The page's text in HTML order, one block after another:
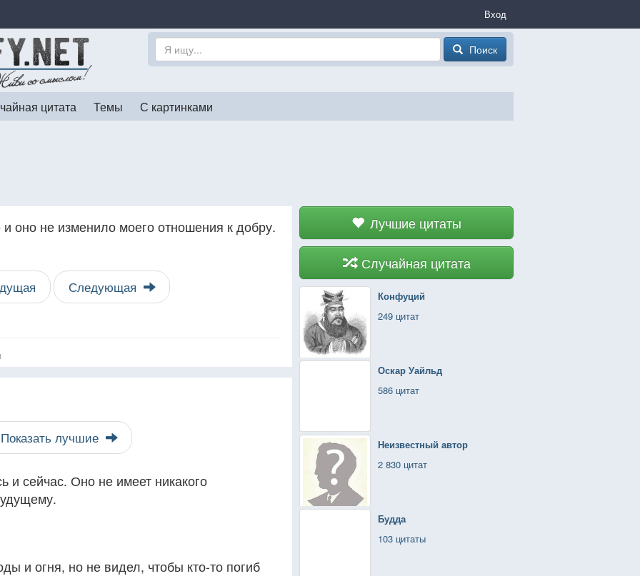
Вход
Поиск
цитата Темы С картинками
Лучшие цитаты
Случайная цитата
Конфуций
249 цитат
Оскар Уайльд
586 цитат
Неизвестный автор
2 830 цитат
Будда
103 цитаты
оно не изменило моего отношения к добру.
Следующая
Показать лучшие
и сейчас. Оно не имеет никакого
и огня, но не видел, чтобы кто-то погиб